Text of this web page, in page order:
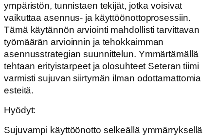
ympäristön, tunnistaen tekijät, jotka voisivat
vaikuttaa asennus- ja käyttöönottoprosessiin.
Tämä käytännön arviointi mahdollisti tarvittavan
työmäärän arvioinnin ja tehokkaimman
asennusstrategian suunnittelun. Ymmärtämällä
tehtaan erityistarpeet ja olosuhteet Seteran tiimi
varmisti sujuvan siirtymän ilman odottamattomia
esteitä.
Hyödyt:
Sujuvampi käyttöönotto selkeällä ymmärryksellä